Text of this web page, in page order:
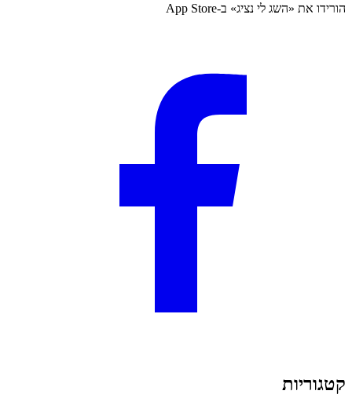
הורידו את «השג לי נציג» ב-App Store
קטגוריות